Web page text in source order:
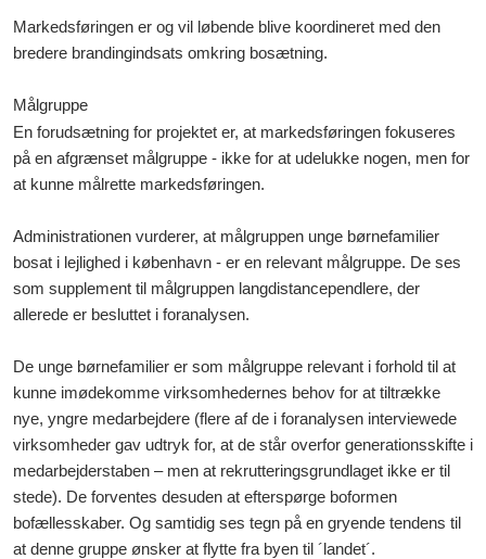
Markedsføringen er og vil løbende blive koordineret med den
bredere brandingindsats omkring bosætning.
Målgruppe
En forudsætning for projektet er, at markedsføringen fokuseres
på en afgrænset målgruppe - ikke for at udelukke nogen, men for
at kunne målrette markedsføringen.
Administrationen vurderer, at målgruppen unge børnefamilier
bosat i lejlighed i københavn - er en relevant målgruppe. De ses
som supplement til målgruppen langdistancependlere, der
allerede er besluttet i foranalysen.
De unge børnefamilier er som målgruppe relevant i forhold til at
kunne imødekomme virksomhedernes behov for at tiltrække
nye, yngre medarbejdere (flere af de i foranalysen interviewede
virksomheder gav udtryk for, at de står overfor generationsskifte i
medarbejderstaben – men at rekrutteringsgrundlaget ikke er til
stede). De forventes desuden at efterspørge boformen
bofællesskaber. Og samtidig ses tegn på en gryende tendens til
at denne gruppe ønsker at flytte fra byen til ´landet´.